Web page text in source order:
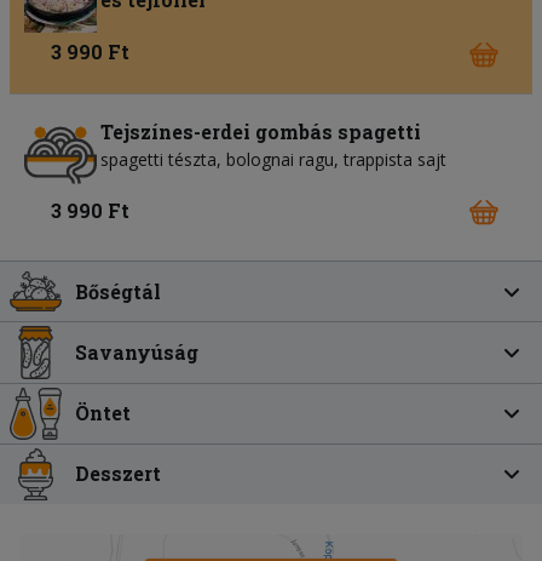
3 990 Ft
Tejszínes-erdei gombás spagetti
spagetti tészta bolognai ragu trappista sajt
3 990 Ft
Bőségtál
Savanyúság
Öntet
Desszert